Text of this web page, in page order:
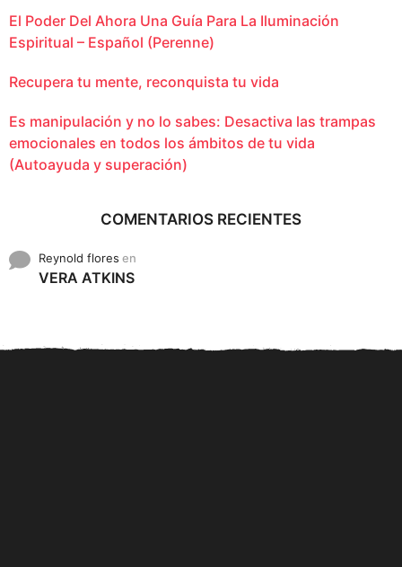
El Poder Del Ahora Una Guía Para La Iluminación
Espiritual – Español (Perenne)
Recupera tu mente, reconquista tu vida
Es manipulación y no lo sabes: Desactiva las trampas
emocionales en todos los ámbitos de tu vida
(Autoayuda y superación)
COMENTARIOS RECIENTES
Reynold flores en
VERA ATKINS